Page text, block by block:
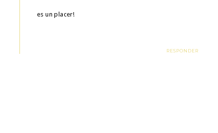
es un placer!
RESPONDER